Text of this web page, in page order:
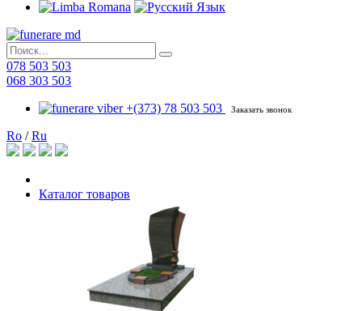
078 503 503
068 303 503
+(373) 78 503 503
Заказать звонок
Ro /Ru
Каталог товаров